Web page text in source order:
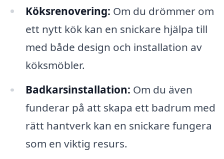
Köksrenovering: Om du drömmer om
ett nytt kök kan en snickare hjälpa till
med både design och installation av
köksmöbler.
Badkarsinstallation: Om du även
funderar på att skapa ett badrum med
rätt hantverk kan en snickare fungera
som en viktig resurs.